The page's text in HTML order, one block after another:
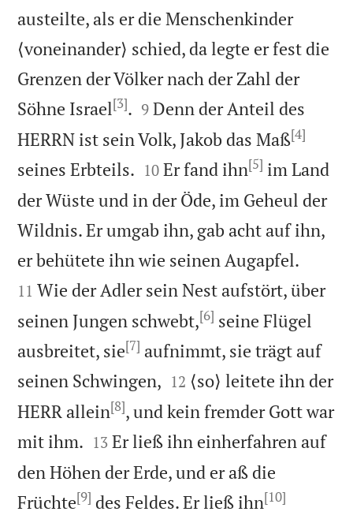
austeilte, als er die Menschenkinder
⟨voneinander⟩ schied, da legte er fest die
Grenzen der Völker nach der Zahl der
Söhne Israel[3]. 

9 Denn der Anteil des
HERRN ist sein Volk, Jakob das Maß[4]
seines Erbteils. 

10 Er fand ihn[5] im Land
der Wüste und in der Öde, im Geheul der
Wildnis. Er umgab ihn, gab acht auf ihn,
er behütete ihn wie seinen Augapfel.
11 Wie der Adler sein Nest aufstört, über
seinen Jungen schwebt,[6] seine Flügel
ausbreitet, sie[7] aufnimmt, sie trägt auf
seinen Schwingen, 

12 ⟨so⟩ leitete ihn der
HERR allein[8], und kein fremder Gott war
mit ihm. 

13 Er ließ ihn einherfahren auf
den Höhen der Erde, und er aß die
Früchte[9] des Feldes. Er ließ ihn[10]